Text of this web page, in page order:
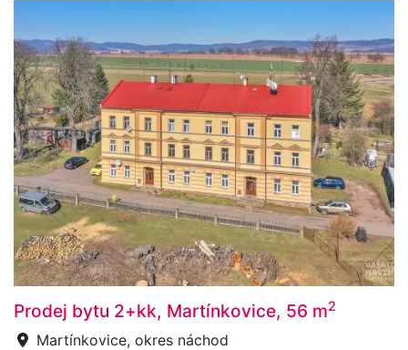
Prodej bytu 2+kk, Martínkovice, 56 m2
Martínkovice, okres náchod